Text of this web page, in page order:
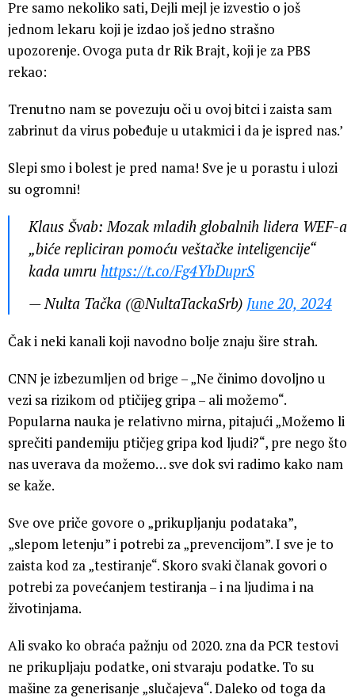
Pre samo nekoliko sati, Dejli mejl je izvestio o još
jednom lekaru koji je izdao još jedno strašno
upozorenje. Ovoga puta dr Rik Brajt, koji je za PBS
rekao:
Trenutno nam se povezuju oči u ovoj bitci i zaista sam
zabrinut da virus pobeđuje u utakmici i da je ispred nas.’
Slepi smo i bolest je pred nama! Sve je u porastu i ulozi
su ogromni!
Klaus Švab: Mozak mladih globalnih lidera WEF-a
„biće repliciran pomoću veštačke inteligencije“
kada umru https://t.co/Fg4YbDuprS
— Nulta Tačka (@NultaTackaSrb) June 20, 2024
Čak i neki kanali koji navodno bolje znaju šire strah.
CNN je izbezumljen od brige – „Ne činimo dovoljno u
vezi sa rizikom od ptičijeg gripa – ali možemo“.
Popularna nauka je relativno mirna, pitajući „Možemo li
sprečiti pandemiju ptičjeg gripa kod ljudi?“, pre nego što
nas uverava da možemo… sve dok svi radimo kako nam
se kaže.
Sve ove priče govore o „prikupljanju podataka”,
„slepom letenju” i potrebi za „prevencijom”. I sve je to
zaista kod za „testiranje“. Skoro svaki članak govori o
potrebi za povećanjem testiranja – i na ljudima i na
životinjama.
Ali svako ko obraća pažnju od 2020. zna da PCR testovi
ne prikupljaju podatke, oni stvaraju podatke. To su
mašine za generisanje „slučajeva“. Daleko od toga da